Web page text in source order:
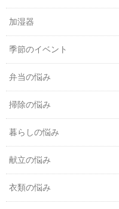
加湿器
季節のイベント
弁当の悩み
掃除の悩み
暮らしの悩み
献立の悩み
衣類の悩み